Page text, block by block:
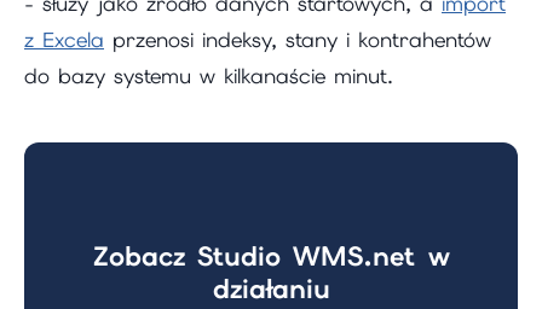
z Excela przenosi indeksy, stany i kontrahentów
do bazy systemu w kilkanaście minut.
Zobacz Studio WMS.net w
działaniu